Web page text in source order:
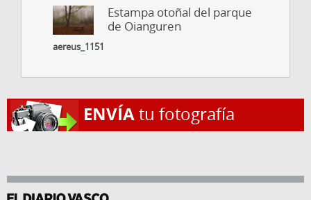
Estampa otoñal del parque
de Oianguren
aereus_1151
ENVÍAtu fotografía